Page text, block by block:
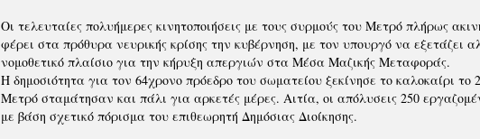
Οι τελευταίες πολυήμερες κινητοποιήσεις με τους συρμούς του Μετρό πλήρως
φέρει στα πρόθυρα νευρικής κρίσης την κυβέρνηση, με τον υπουργό να εξετάζει
νομοθετικό πλαίσιο για την κήρυξη απεργιών στα Μέσα Μαζικής Μεταφοράς.
Η δημοσιότητα για τον 64χρονο πρόεδρο του σωματείου ξεκίνησε το καλοκαίρι το
Μετρό σταμάτησαν και πάλι για αρκετές μέρες. Αιτία, οι απόλυσεις 250
με βάση σχετικό πόρισμα του επιθεωρητή Δημόσιας Διοίκησης.